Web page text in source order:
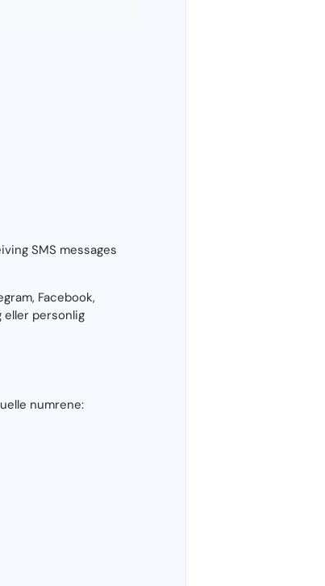
SMS messages
Facebook,
eller personlig
numrene: